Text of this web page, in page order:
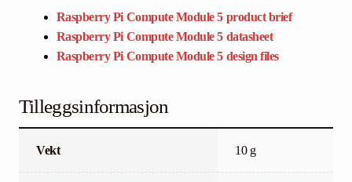
Raspberry Pi Compute Module 5 product brief
Raspberry Pi Compute Module 5 datasheet
Raspberry Pi Compute Module 5 design files
Tilleggsinformasjon
Vekt 10 g